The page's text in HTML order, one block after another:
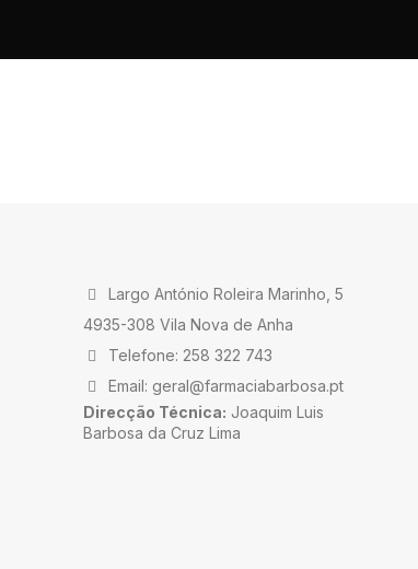
Largo António Roleira Marinho, 5
4935-308 Vila Nova de Anha
Telefone: 258 322 743
Email: geral@farmaciabarbosa.pt
Direcção Técnica: Joaquim Luis
Barbosa da Cruz Lima